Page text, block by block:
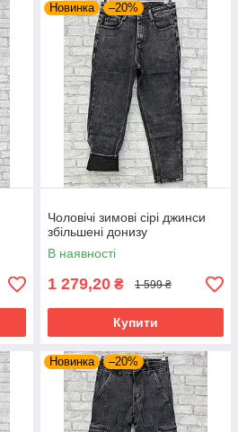
Новинка –20%
Чоловічі зимові сірі джинси
збільшені донизу
В наявності
1 279,20 ₴ 1 599 ₴
Купити
Новинка –20%